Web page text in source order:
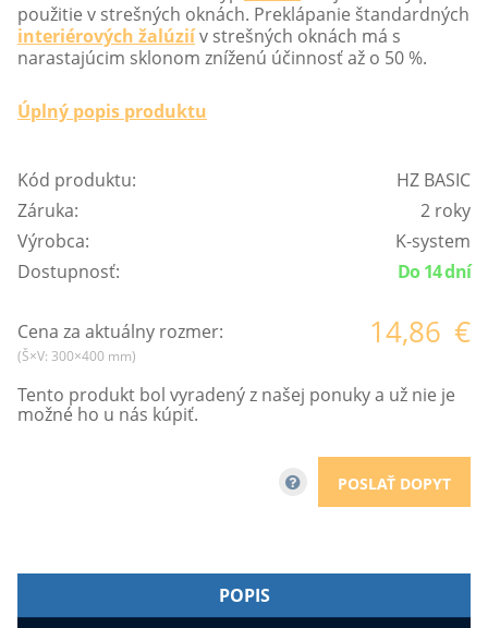
použitie v strešných oknách. Preklápanie štandardných
interiérových žalúziív strešných oknách má s
narastajúcim sklonom zníženú účinnosť až o 50 %.
Úplný popis produktu
Kód produktu:
HZ BASIC
Záruka:
2 roky
Výrobca:
K-system
Dostupnosť:
Do 14 dní
Cena za aktuálny rozmer:
(Š×V: 300×400 mm)
14,86 €
Tento produkt bol vyradený z našej ponuky a už nie je
možné ho u nás kúpiť.
POSLAŤ DOPYT
POPIS